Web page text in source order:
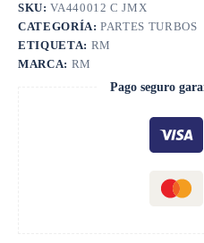
SKU:VA440012 C JMX
CATEGORÍA:PARTES TURBOS
ETIQUETA: RM
MARCA: RM
Pago seguro